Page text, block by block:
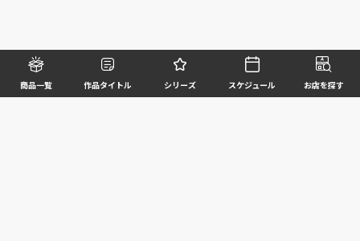
商品一覧 作品タイトル シリーズ スケジュール お店を探す